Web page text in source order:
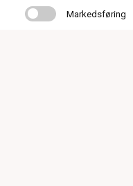
33 05 07 00
MarkedsføringMarkedsføring